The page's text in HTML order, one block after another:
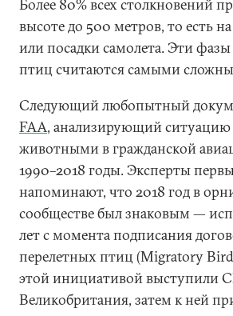
Более 80% всех столкновений
высоте до 500 метров, то есть на
или посадки самолета. Эти фазы
птиц считаются самыми
Следующий любопытный
FAA, анализирующий
животными в гражданской
1990–2018 годы. Эксперты
напоминают, что 2018 год в
сообществе был знаковым —
лет с момента подписания
перелетных птиц (Migratory
этой инициативой выступили
Великобритания, затем к ней